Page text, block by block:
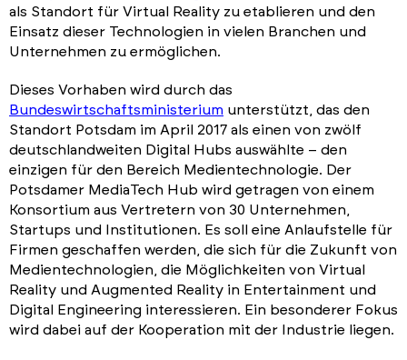
als Standort für Virtual Reality zu etablieren und den
Einsatz dieser Technologien in vielen Branchen und
Unternehmen zu ermöglichen.
Dieses Vorhaben wird durch das
Bundeswirtschaftsministerium unterstützt, das den
Standort Potsdam im April 2017 als einen von zwölf
deutschlandweiten Digital Hubs auswählte – den
einzigen für den Bereich Medientechnologie. Der
Potsdamer MediaTech Hub wird getragen von einem
Konsortium aus Vertretern von 30 Unternehmen,
Startups und Institutionen. Es soll eine Anlaufstelle für
Firmen geschaffen werden, die sich für die Zukunft von
Medientechnologien, die Möglichkeiten von Virtual
Reality und Augmented Reality in Entertainment und
Digital Engineering interessieren. Ein besonderer Fokus
wird dabei auf der Kooperation mit der Industrie liegen.